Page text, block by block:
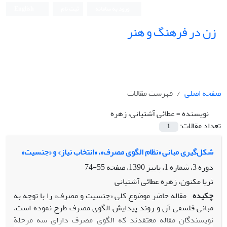
زن در فرهنگ و هنر
صفحه اصلی
فهرست مقالات
نویسنده =عطائی آشتیانی، زهره
تعداد مقالات:
1
شکل‌گیری مبانی «نظام الگوی مصرف»، «انتخاب نیاز» و «جنسیت»
دوره 3، شماره 1، پاییز 1390، صفحه
55-74
ثریا مکنون، زهره عطائی آشتیانی
چکیده مقاله حاضر موضوع کلی «جنسیت و مصرف» را با توجه به
مبانی فلسفی آن و روند پیدایش الگوی مصرف طرح نموده است،
نویسندگان مقاله معتقدند که الگوی مصرف دارای سه مرحلة